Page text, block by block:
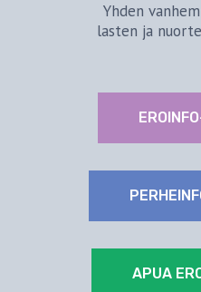
Yhden
lasten ja
APUA